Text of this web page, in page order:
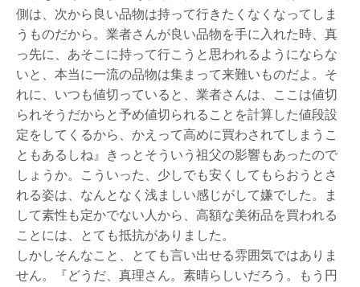
側は、次から良い品物は持って行きたくなくなってしま
うものだから。業者さんが良い品物を手に入れた時、真
っ先に、あそこに持って行こうと思われるようにならな
いと、本当に一流の品物は集まって来難いものだよ。そ
れに、いつも値切っていると、業者さんは、ここは値切
られそうだからと予め値切られることを計算した値段設
定をしてくるから、かえって高めに買わされてしまうこ
ともあるしね』きっとそういう祖父の影響もあったので
しょうか。こういった、少しでも安くしてもらおうとさ
れる姿は、なんとなく浅ましい感じがして嫌でした。ま
して素性も定かでない人から、高額な美術品を買われる
ことには、とても抵抗がありました。
しかしそんなこと、とても言い出せる雰囲気ではありま
せん。『どうだ、真理さん。素晴らしいだろう。もう円